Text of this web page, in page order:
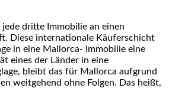
dritte Immobilie an einen
Diese internationale Käuferschicht
in eine Mallorca- Immobilie eine
eines der Länder in eine
bleibt das für Mallorca aufgrund
weitgehend ohne Folgen. Das heißt,